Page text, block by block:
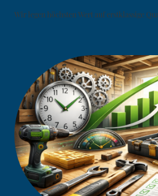
Wir legen höchsten Wert auf erstklassige